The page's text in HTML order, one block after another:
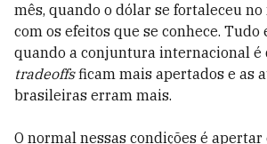
mês, quando o dólar se fortaleceu
com os efeitos que se conhece.
quando a conjuntura internacional é
tradeoffsficam mais apertados e as
brasileiras erram mais.
O normal nessas condições é